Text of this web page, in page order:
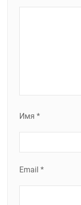
Имя *
Email *